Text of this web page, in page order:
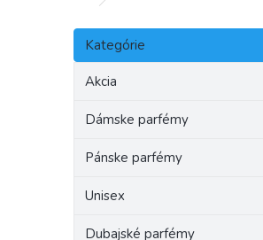
B
č
Preskočiť
kategórie
Kategórie
Akcia
Dámske parfémy
Pánske parfémy
Unisex
Dubajské parfémy